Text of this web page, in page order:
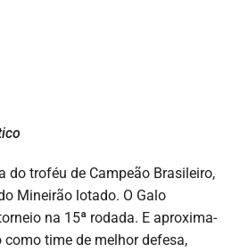
do troféu de Campeão Brasileiro,
Mineirão lotado. O Galo
na 15ª rodada. E aproxima-
time de melhor defesa,